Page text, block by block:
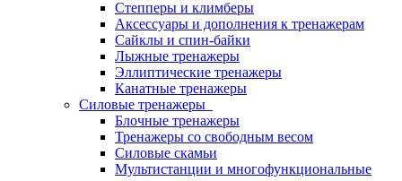
Степперы и климберы
Аксессуары и дополнения к тренажерам
Сайклы и спин-байки
Лыжные тренажеры
Эллиптические тренажеры
Канатные тренажеры
Силовые тренажеры
Блочные тренажеры
Тренажеры со свободным весом
Силовые скамьи
Мультистанции и многофункциональные